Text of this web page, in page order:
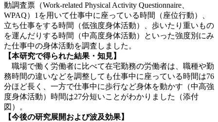
動調査票（Work-related Physical Activity Questionnaire、
WPAQ）1を用いて仕事中に座っている時間（座位行動）、
立ち仕事をする時間（低強度身体活動）、歩いたり重いもの
を運んだりする時間（中高度身体活動）といった強度別にみ
た仕事中の身体活動を調査しました。
【本研究で得られた結果・知見】
職場で働く労働者に比べて在宅勤務の労働者は、職種や勤
務時間の違いなどを調整しても仕事中に座っている時間は76
分ほど長く、一方で仕事中に歩行など身体を動かす（中高強
度身体活動）時間は27分短いことがわかりました（添付
図）。
【今後の研究展開および波及効果】